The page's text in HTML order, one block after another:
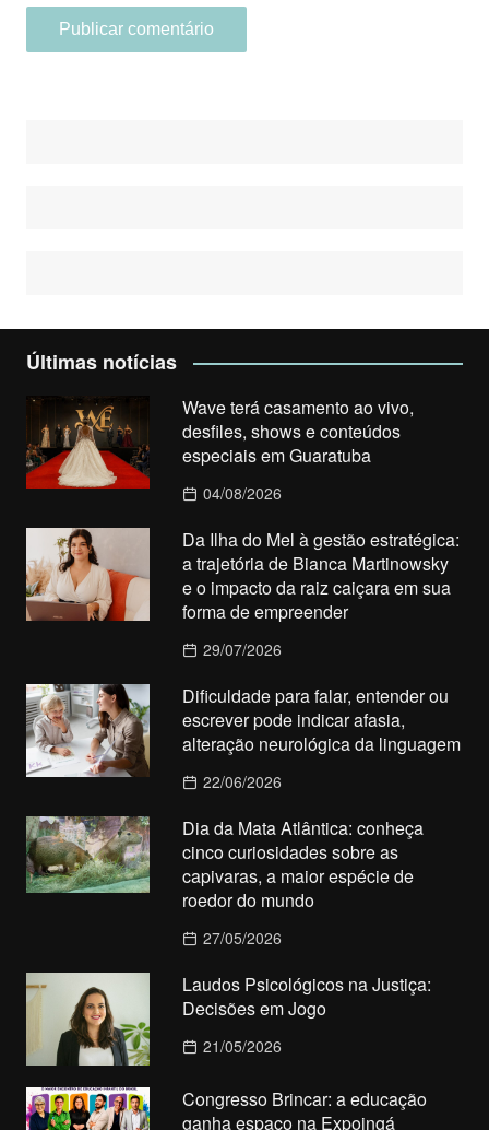
Últimas notícias
Wave terá casamento ao vivo,
desfiles, shows e conteúdos
especiais em Guaratuba
04/08/2026
Da Ilha do Mel à gestão estratégica:
a trajetória de Bianca Martinowsky
e o impacto da raiz caiçara em sua
forma de empreender
29/07/2026
Dificuldade para falar, entender ou
escrever pode indicar afasia,
alteração neurológica da linguagem
22/06/2026
Dia da Mata Atlântica: conheça
cinco curiosidades sobre as
capivaras, a maior espécie de
roedor do mundo
27/05/2026
Laudos Psicológicos na Justiça:
Decisões em Jogo
21/05/2026
Congresso Brincar: a educação
ganha espaço na Expoingá